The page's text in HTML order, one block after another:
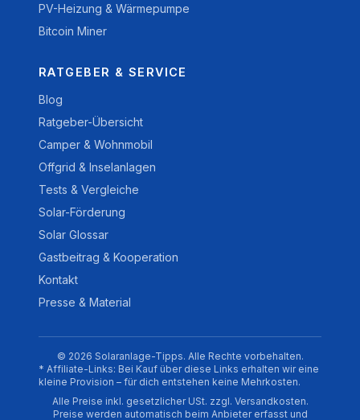
PV-Heizung & Wärmepumpe
Bitcoin Miner
RATGEBER & SERVICE
Blog
Ratgeber-Übersicht
Camper & Wohnmobil
Offgrid & Inselanlagen
Tests & Vergleiche
Solar-Förderung
Solar Glossar
Gastbeitrag & Kooperation
Kontakt
Presse & Material
© 2026 Solaranlage-Tipps. Alle Rechte vorbehalten.
* Affiliate-Links: Bei Kauf über diese Links erhalten wir eine
kleine Provision – für dich entstehen keine Mehrkosten.
Alle Preise inkl. gesetzlicher USt. zzgl. Versandkosten.
Preise werden automatisch beim Anbieter erfasst und